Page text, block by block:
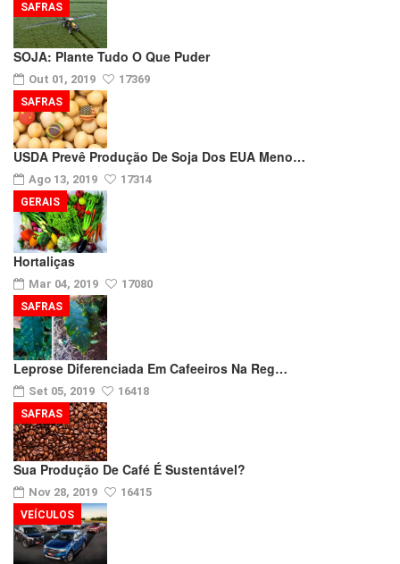
SOJA: Plante Tudo O Que Puder
Out 01, 2019 17369
SAFRAS
USDA Prevê Produção De Soja Dos EUA Meno…
Ago 13, 2019 17314
SAFRAS
Hortaliças
Mar 04, 2019 17080
GERAIS
Leprose Diferenciada Em Cafeeiros Na Reg…
Set 05, 2019 16418
SAFRAS
Sua Produção De Café É Sustentável?
Nov 28, 2019 16415
SAFRAS
VEÍCULOS